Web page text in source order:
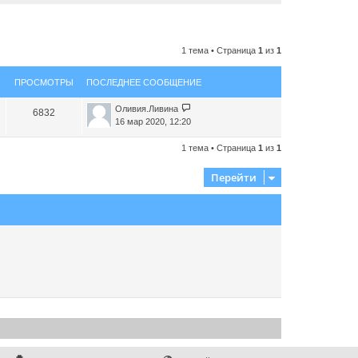
1 тема • Страница 1 из 1
ПРОСМОТРЫ ПОСЛЕДНЕЕ СООБЩЕНИЕ
6832
Оливия.Ливина
16 мар 2020, 12:20
1 тема • Страница 1 из 1
Перейти